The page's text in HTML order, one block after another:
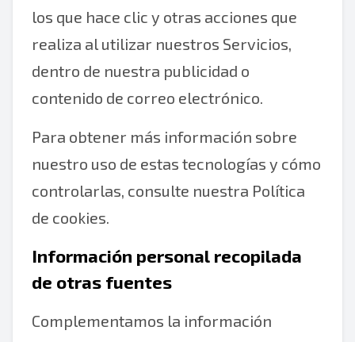
los que hace clic y otras acciones que
realiza al utilizar nuestros Servicios,
dentro de nuestra publicidad o
contenido de correo electrónico.
Para obtener más información sobre
nuestro uso de estas tecnologías y cómo
controlarlas, consulte nuestra Política
de cookies.
Información personal recopilada
de otras fuentes
Complementamos la información